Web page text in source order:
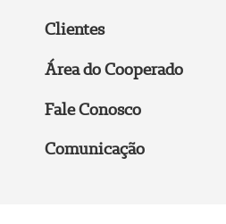
Clientes
Área do Cooperado
Fale Conosco
Comunicação